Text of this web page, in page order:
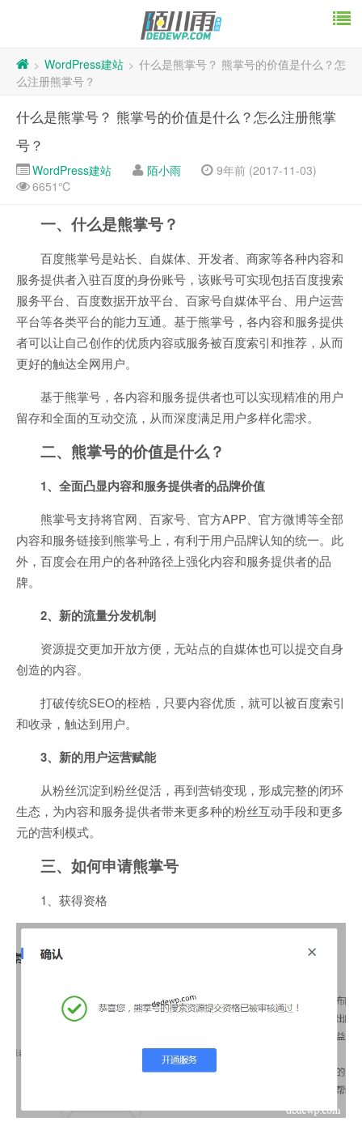
> WordPress建站 > 什么是熊掌号？ 熊掌号的价值是什么？怎
么注册熊掌号？
什么是熊掌号？ 熊掌号的价值是什么？怎么注册熊掌
号？
WordPress建站 陌小雨
9年前 (2017-11-03)
6651℃
一、什么是熊掌号？
百度熊掌号是站长、自媒体、开发者、商家等各种内容和
服务提供者入驻百度的身份账号，该账号可实现包括百度搜索
服务平台、百度数据开放平台、百家号自媒体平台、用户运营
平台等各类平台的能力互通。基于熊掌号，各内容和服务提供
者可以让自己创作的优质内容或服务被百度索引和推荐，从而
更好的触达全网用户。
基于熊掌号，各内容和服务提供者也可以实现精准的用户
留存和全面的互动交流，从而深度满足用户多样化需求。
二、熊掌号的价值是什么？
1、全面凸显内容和服务提供者的品牌价值
熊掌号支持将官网、百家号、官方APP、官方微博等全部
内容和服务链接到熊掌号上，有利于用户品牌认知的统一。此
外，百度会在用户的各种路径上强化内容和服务提供者的品
牌。
2、新的流量分发机制
资源提交更加开放方便，无站点的自媒体也可以提交自身
创造的内容。
打破传统SEO的桎梏，只要内容优质，就可以被百度索引
和收录，触达到用户。
3、新的用户运营赋能
从粉丝沉淀到粉丝促活，再到营销变现，形成完整的闭环
生态，为内容和服务提供者带来更多种的粉丝互动手段和更多
元的营利模式。
三、如何申请熊掌号
1、获得资格